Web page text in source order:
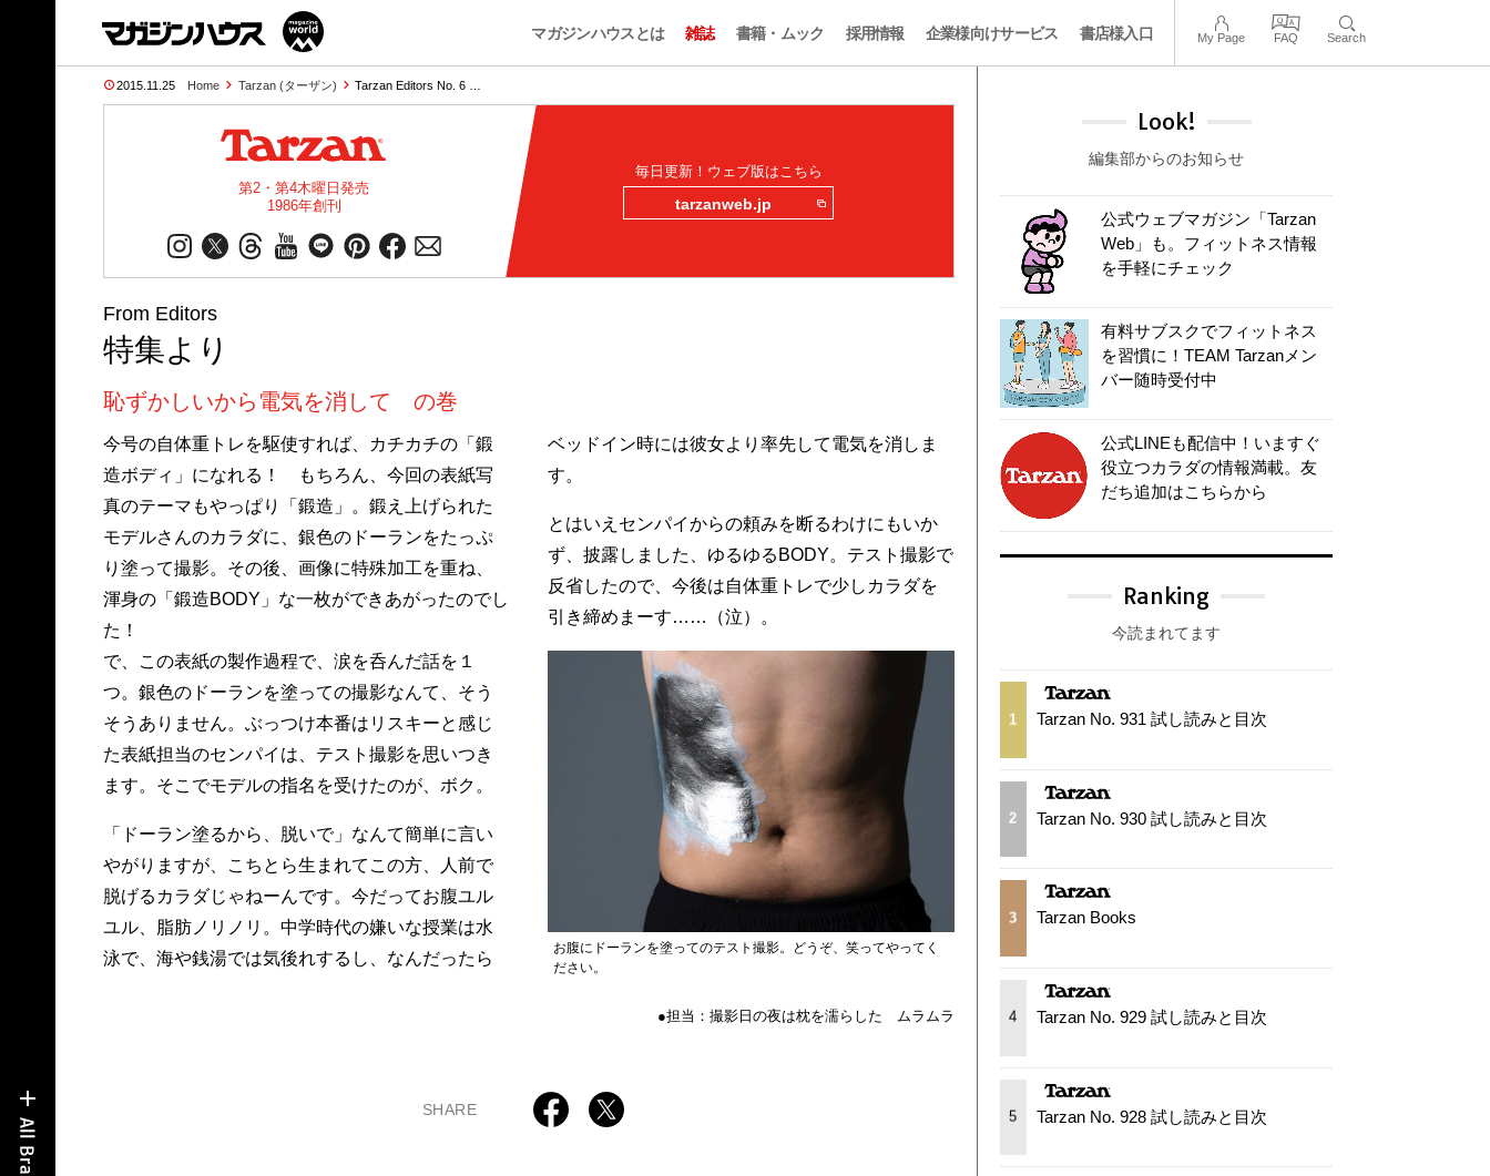
マガジンハウスとは 雑誌 書籍・ムック 採用情報 企業様向けサービス 書店様入口 My Page FAQ Search
2015.11.25 Home Tarzan (ターザン) Tarzan Editors No. 6 …
第2・第4木曜日発売
1986年創刊
毎日更新！ウェブ版はこちら
tarzanweb.jp
From Editors
特集より
恥ずかしいから電気を消して の巻
今号の自体重トレを駆使すれば、カチカチの「鍛
造ボディ」になれる！ もちろん、今回の表紙写
真のテーマもやっぱり「鍛造」。鍛え上げられた
モデルさんのカラダに、銀色のドーランをたっぷ
り塗って撮影。その後、画像に特殊加工を重ね、
渾身の「鍛造BODY」な一枚ができあがったのでし
た！
で、この表紙の製作過程で、涙を呑んだ話を１
つ。銀色のドーランを塗っての撮影なんて、そう
そうありません。ぶっつけ本番はリスキーと感じ
た表紙担当のセンパイは、テスト撮影を思いつき
ます。そこでモデルの指名を受けたのが、ボク。
「ドーラン塗るから、脱いで」なんて簡単に言い
やがりますが、こちとら生まれてこの方、人前で
脱げるカラダじゃねーんです。今だってお腹ユル
ユル、脂肪ノリノリ。中学時代の嫌いな授業は水
泳で、海や銭湯では気後れするし、なんだったら
ベッドイン時には彼女より率先して電気を消しま
す。
とはいえセンパイからの頼みを断るわけにもいか
ず、披露しました、ゆるゆるBODY。テスト撮影で
反省したので、今後は自体重トレで少しカラダを
引き締めまーす……（泣）。
お腹にドーランを塗ってのテスト撮影。どうぞ、笑ってやってく
ださい。
●担当：撮影日の夜は枕を濡らした ムラムラ
SHARE
Look!
編集部からのお知らせ
公式ウェブマガジン「Tarzan
Web」も。フィットネス情報
を手軽にチェック
有料サブスクでフィットネス
を習慣に！TEAM Tarzanメン
バー随時受付中
公式LINEも配信中！いますぐ
役立つカラダの情報満載。友
だち追加はこちらから
Ranking
今読まれてます
1 Tarzan No. 931 試し読みと目次
2 Tarzan No. 930 試し読みと目次
3 Tarzan Books
4 Tarzan No. 929 試し読みと目次
5 Tarzan No. 928 試し読みと目次